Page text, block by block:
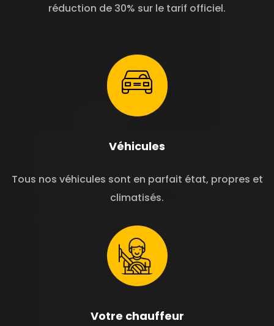
réduction de 30% sur le tarif officiel.
Véhicules
Tous nos véhicules sont en parfait état, propres et
climatisés.
Votre chauffeur